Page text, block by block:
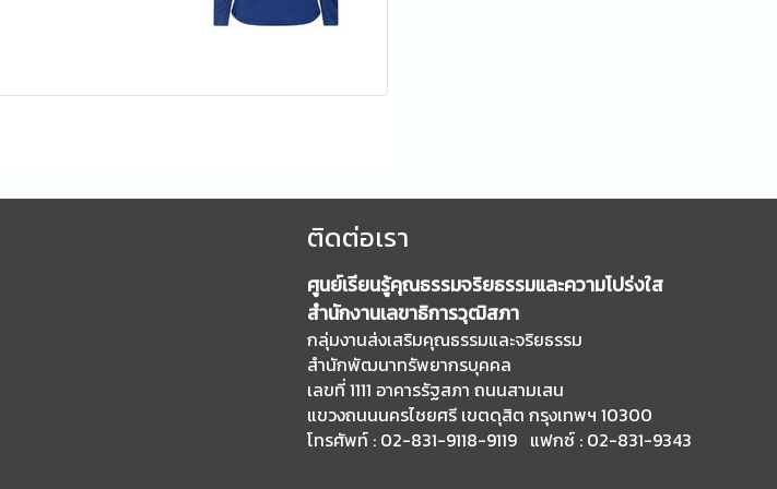
ติดต่อเรา
ศูนย์เรียนรู้คุณธรรมจริยธรรมและความโปร่งใส
สำนักงานเลขาธิการวุฒิสภา
กลุ่มงานส่งเสริมคุณธรรมและจริยธรรม
สำนักพัฒนาทรัพยากรบุคคล
เลขที่ 1111 อาคารรัฐสภา ถนนสามเสน
แขวงถนนนครไชยศรี เขตดุสิต กรุงเทพฯ 10300
โทรศัพท์ : 02-831-9118-9119 แฟกซ์ : 02-831-9343